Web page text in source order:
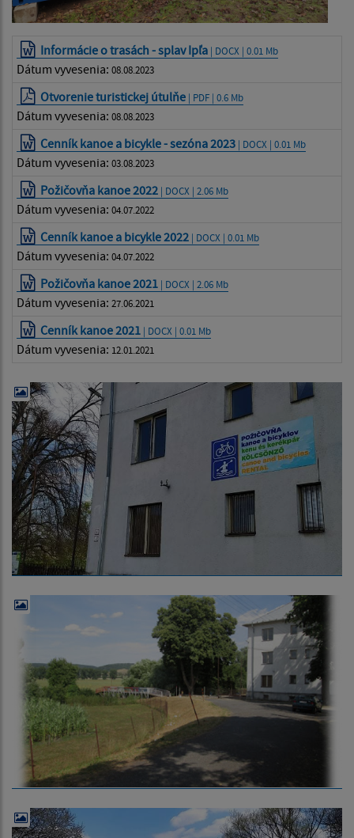
Informácie o trasách - splav Ipľa | DOCX | 0.01 Mb
Dátum vyvesenia: 08.08.2023
Otvorenie turistickej útulňe | PDF | 0.6 Mb
Dátum vyvesenia: 08.08.2023
Cenník kanoe a bicykle - sezóna 2023 | DOCX | 0.01 Mb
Dátum vyvesenia: 03.08.2023
Požičovňa kanoe 2022 | DOCX | 2.06 Mb
Dátum vyvesenia: 04.07.2022
Cenník kanoe a bicykle 2022 | DOCX | 0.01 Mb
Dátum vyvesenia: 04.07.2022
Požičovňa kanoe 2021 | DOCX | 2.06 Mb
Dátum vyvesenia: 27.06.2021
Cenník kanoe 2021 | DOCX | 0.01 Mb
Dátum vyvesenia: 12.01.2021